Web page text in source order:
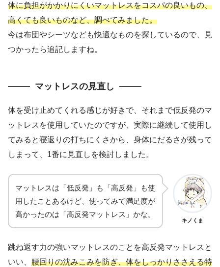
体に負担がかかりにくいマットレスをコスパの良いもの、
高くても良いものなど、調べてみました。
今は布団やシーツなども快適なものを探しているので、見
つかったら追記しますね。
マットレスの見直し
体を受け止めてくれる感じが好きで、それまで低反発のマ
ットレスを使用していたのですが、実際に継続して使用し
てみると寝返りの打ちにくさから、身体にだるさが残って
しまって、1番に見直しを検討しました。
マットレスは「低反発」も「高反発」も使
用したことあるけど、使ってみて満足度が
高かったのは「高反発マットレス」かな。
キノくま
跳ね返す力の強いマットレスのことを高反発マットレスと
いい、 腰回りの沈みこみを防ぎ、体をしっかりささえる特